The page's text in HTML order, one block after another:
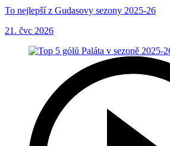
To nejlepší z Gudasovy sezony 2025-26
21. čvc 2026